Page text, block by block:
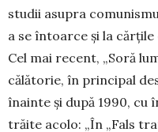
studii asupra
a se întoarce și la
Cel mai recent, „Soră
călătorie, în principal
înainte și după 1990, cu
trăite acolo: „În „Fals